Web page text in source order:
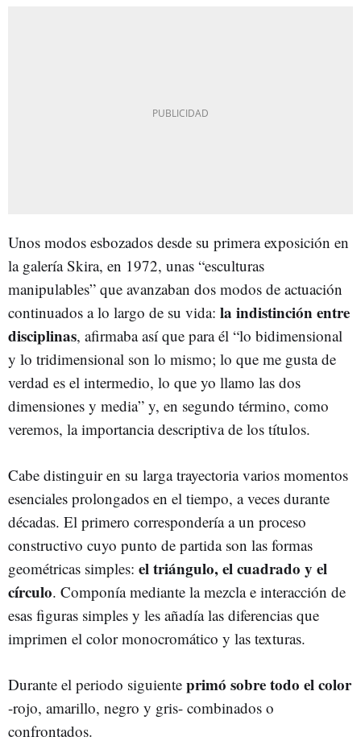
Unos modos esbozados desde su primera exposición en
la galería Skira, en 1972, unas “esculturas
manipulables” que avanzaban dos modos de actuación
continuados a lo largo de su vida: la indistinción entre
disciplinas, afirmaba así que para él “lo bidimensional
y lo tridimensional son lo mismo; lo que me gusta de
verdad es el intermedio, lo que yo llamo las dos
dimensiones y media” y, en segundo término, como
veremos, la importancia descriptiva de los títulos.
Cabe distinguir en su larga trayectoria varios momentos
esenciales prolongados en el tiempo, a veces durante
décadas. El primero correspondería a un proceso
constructivo cuyo punto de partida son las formas
geométricas simples: el triángulo, el cuadrado y el
círculo. Componía mediante la mezcla e interacción de
esas figuras simples y les añadía las diferencias que
imprimen el color monocromático y las texturas.
Durante el periodo siguiente primó sobre todo el color
-rojo, amarillo, negro y gris- combinados o
confrontados.